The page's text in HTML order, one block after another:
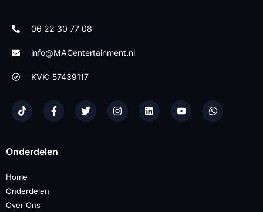
06 22 30 77 08
info@MACentertainment.nl
KVK: 57439117
Onderdelen
Home
Onderdelen
Over Ons